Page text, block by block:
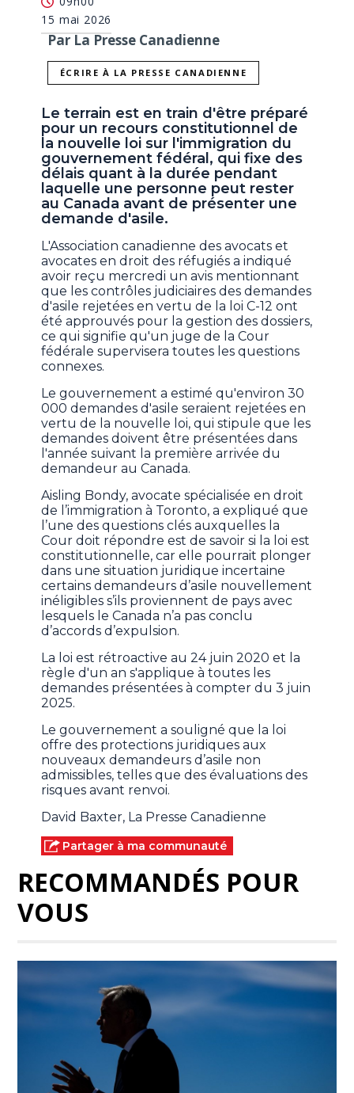
15 mai 2026
Par La Presse Canadienne
ÉCRIRE À LA PRESSE CANADIENNE
Le terrain est en train d'être préparé
pour un recours constitutionnel de
la nouvelle loi sur l'immigration du
gouvernement fédéral, qui fixe des
délais quant à la durée pendant
laquelle une personne peut rester
au Canada avant de présenter une
demande d'asile.
L'Association canadienne des avocats et
avocates en droit des réfugiés a indiqué
avoir reçu mercredi un avis mentionnant
que les contrôles judiciaires des demandes
d'asile rejetées en vertu de la loi C-12 ont
été approuvés pour la gestion des dossiers,
ce qui signifie qu'un juge de la Cour
fédérale supervisera toutes les questions
connexes.
Le gouvernement a estimé qu'environ 30
000 demandes d'asile seraient rejetées en
vertu de la nouvelle loi, qui stipule que les
demandes doivent être présentées dans
l'année suivant la première arrivée du
demandeur au Canada.
Aisling Bondy, avocate spécialisée en droit
de l’immigration à Toronto, a expliqué que
l’une des questions clés auxquelles la
Cour doit répondre est de savoir si la loi est
constitutionnelle, car elle pourrait plonger
dans une situation juridique incertaine
certains demandeurs d’asile nouvellement
inéligibles s’ils proviennent de pays avec
lesquels le Canada n’a pas conclu
d’accords d’expulsion.
La loi est rétroactive au 24 juin 2020 et la
règle d'un an s'applique à toutes les
demandes présentées à compter du 3 juin
2025.
Le gouvernement a souligné que la loi
offre des protections juridiques aux
nouveaux demandeurs d’asile non
admissibles, telles que des évaluations des
risques avant renvoi.
David Baxter, La Presse Canadienne
Partager à ma communauté
RECOMMANDÉS POUR
VOUS